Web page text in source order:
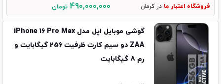
فروشگاه اعتبار ما در کرمان 490,000,000 تومان
گوشی موبایل اپل مدل iPhone 16 Pro Max
ZAA دو سیم کارت ظرفیت 256 گیگابایت و
رم 8 گیگابایت